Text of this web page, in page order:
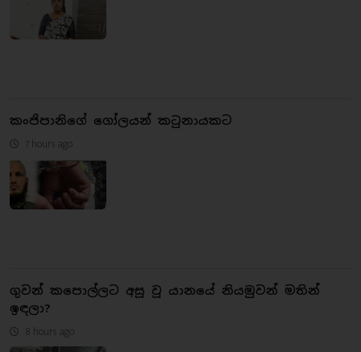
කංජිපානිගේ ගෝලයන් කටුනායකට
7 hours ago
ගුවන් කපොල්ලට අසූ වූ යානයේ නියමුවන් මතින්
ඉඳලා?
8 hours ago